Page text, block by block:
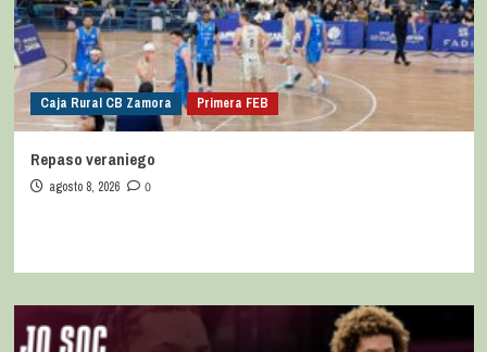
Caja Rural CB Zamora Primera FEB
Repaso veraniego
agosto 8, 2026 0